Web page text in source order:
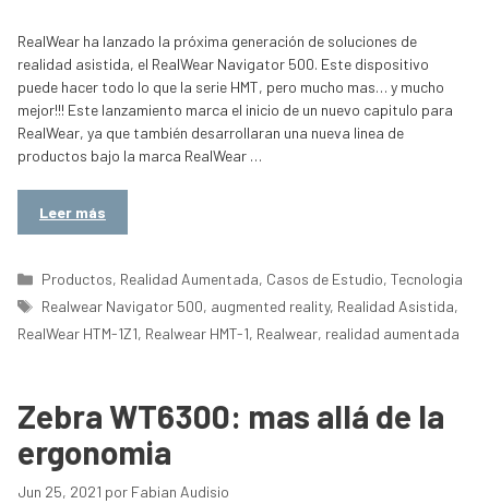
RealWear ha lanzado la próxima generación de soluciones de
realidad asistida, el RealWear Navigator 500. Este dispositivo
puede hacer todo lo que la serie HMT, pero mucho mas… y mucho
mejor!!! Este lanzamiento marca el inicio de un nuevo capitulo para
RealWear, ya que también desarrollaran una nueva linea de
productos bajo la marca RealWear …
Leer más
Categorías
Productos, Realidad Aumentada, Casos de Estudio,Tecnologia
Etiquetas
Realwear Navigator 500, augmented reality, Realidad Asistida,
RealWear HTM-1Z1, Realwear HMT-1, Realwear, realidad aumentada
Zebra WT6300: mas allá de la
ergonomia
Jun 25, 2021 por Fabian Audisio